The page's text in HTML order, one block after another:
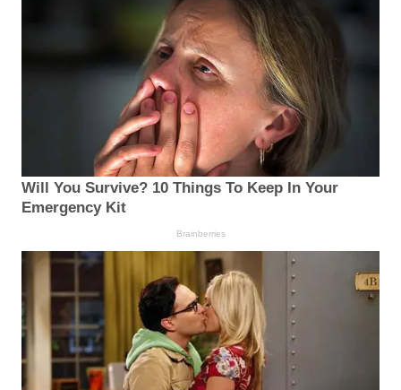
Will You Survive? 10 Things To Keep In Your
Emergency Kit
Brainberries